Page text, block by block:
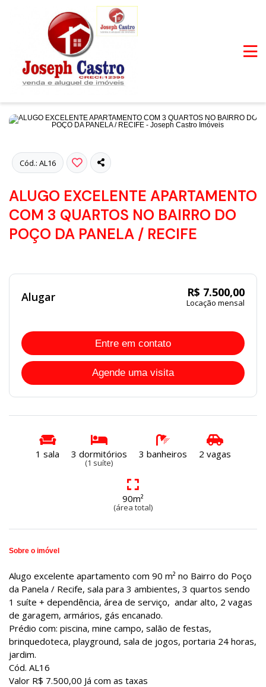
Cód.: AL16
ALUGO EXCELENTE APARTAMENTO
COM 3 QUARTOS NO BAIRRO DO
POÇO DA PANELA / RECIFE
Alugar R$ 7.500,00
Locação mensal
Entre em contato
Agende uma visita
1 sala 3 dormitórios
(1 suíte)
3 banheiros 2 vagas
90m²
(área total)
Sobre o imóvel
Alugo excelente apartamento com 90 m² no Bairro do Poço
da Panela / Recife, sala para 3 ambientes, 3 quartos sendo
1 suíte + dependência, área de serviço, andar alto, 2 vagas
de garagem, armários, gás encanado.
Prédio com: piscina, mine campo, salão de festas,
brinquedoteca, playground, sala de jogos, portaria 24 horas,
jardim.
Cód. AL16
Valor R$ 7.500,00 Já com as taxas